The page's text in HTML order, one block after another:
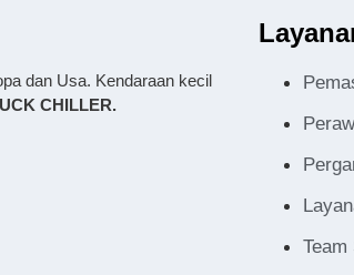
dan Usa. Kendaraan kecil
CHILLER.
Team